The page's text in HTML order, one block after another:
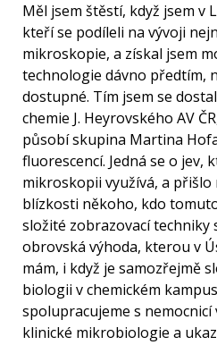
Měl jsem štěstí, když jsem v
kteří se podíleli na vývoji
mikroskopie, a získal jsem
technologie dávno předtím,
dostupné. Tím jsem se
chemie J. Heyrovského AV
působí skupina Martina
fluorescencí. Jedná se o jev,
mikroskopii využívá, a přišlo
blízkosti někoho, kdo
složité zobrazovací techniky
obrovská výhoda, kterou v
mám, i když je samozřejmě
biologii v chemickém
spolupracujeme s nemocnicí
klinické mikrobiologie a